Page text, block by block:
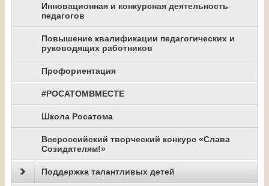
Инновационная и конкурсная деятельность
педагогов
Повышение квалификации педагогических и
руководящих работников
Профориентация
#РОСАТОМВМЕСТЕ
Школа Росатома
Всероссийский творческий конкурс «Слава
Созидателям!»
Поддержка талантливых детей